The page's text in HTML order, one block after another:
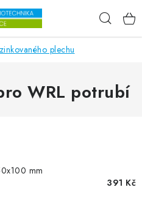
plechu
WRL potrubí
mm
391 Kč